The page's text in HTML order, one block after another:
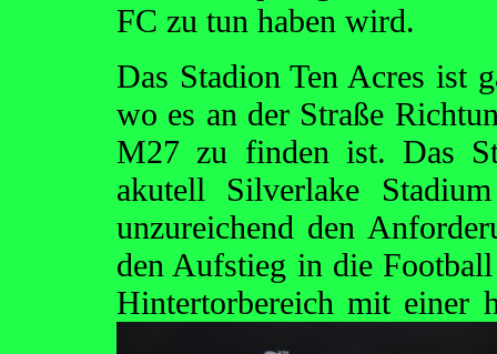
FC zu tun haben wird.
Das Stadion Ten Acres ist
wo es an der Straße
M27 zu finden ist. Das
akutell Silverlake
unzureichend den
den Aufstieg in die
Hintertorbereich mit einer